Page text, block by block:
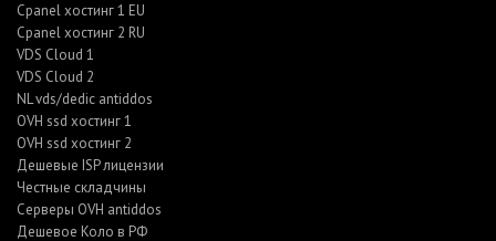
Cpanel хостинг 1 EU
Cpanel хостинг 2 RU
VDS Cloud 1
VDS Cloud 2
NL vds/dedic antiddos
OVH ssd хостинг 1
OVH ssd хостинг 2
Дешевые ISP лицензии
Честные складчины
Серверы OVH antiddos
Дешевое Коло в РФ